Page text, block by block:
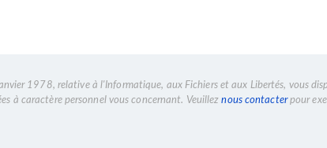
1978, relative à l'Informatique, aux Fichiers et aux Libertés, vous
à caractère personnel vous concernant. Veuilleznous contacterpour